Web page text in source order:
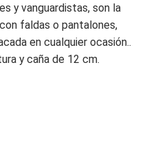
y vanguardistas, son la
faldas o pantalones,
en cualquier ocasión..
y caña de 12 cm.